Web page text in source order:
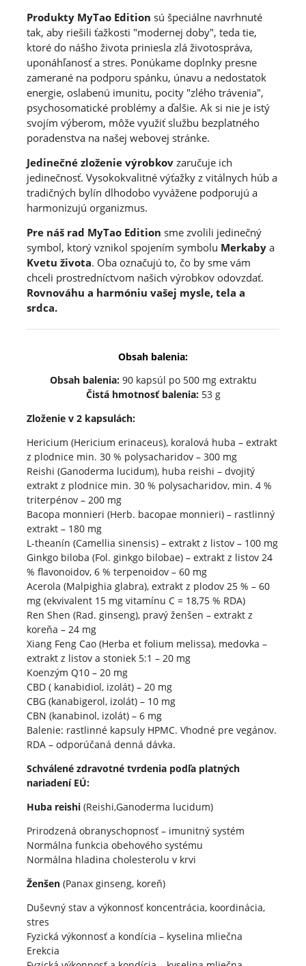
Produkty MyTao Edition sú špeciálne navrhnuté
tak, aby riešili ťažkosti "modernej doby", teda tie,
ktoré do nášho života priniesla zlá životospráva,
uponáhľanosť a stres. Ponúkame doplnky presne
zamerané na podporu spánku, únavu a nedostatok
energie, oslabenú imunitu, pocity "zlého trávenia",
psychosomatické problémy a ďalšie. Ak si nie je istý
svojím výberom, môže využiť službu bezplatného
poradenstva na našej webovej stránke.
Jedinečné zloženie výrobkov zaručuje ich
jedinečnosť. Vysokokvalitné výťažky z vitálnych húb a
tradičných bylín dlhodobo vyvážene podporujú a
harmonizujú organizmus.
Pre náš rad MyTao Edition sme zvolili jedinečný
symbol, ktorý vznikol spojením symbolu Merkaby a
Kvetu života. Oba označujú to, čo by sme vám
chceli prostredníctvom našich výrobkov odovzdať.
Rovnováhu a harmóniu vašej mysle, tela a
srdca.
Obsah balenia:
Obsah balenia:90 kapsúl po 500 mg extraktu
Čistá hmotnosť balenia:53 g
Zloženie v 2 kapsulách:
Hericium (Hericium erinaceus), koralová huba – extrakt
z plodnice min. 30 % polysacharidov – 300 mg
Reishi (Ganoderma lucidum), huba reishi – dvojitý
extrakt z plodnice min. 30 % polysacharidov, min. 4 %
triterpénov – 200 mg
Bacopa monnieri (Herb. bacopae monnieri) – rastlinný
extrakt – 180 mg
L-theanín (Camellia sinensis) – extrakt z listov – 100 mg
Ginkgo biloba (Fol. ginkgo bilobae) – extrakt z listov 24
% flavonoidov, 6 % terpenoidov – 60 mg
Acerola (Malpighia glabra), extrakt z plodov 25 % – 60
mg (ekvivalent 15 mg vitamínu C = 18,75 % RDA)
Ren Shen (Rad. ginseng), pravý ženšen – extrakt z
koreňa – 24 mg
Xiang Feng Cao (Herba et folium melissa), medovka –
extrakt z listov a stoniek 5:1 – 20 mg
Koenzým Q10 – 20 mg
CBD ( kanabidiol, izolát) – 20 mg
CBG (kanabigerol, izolát) – 10 mg
CBN (kanabinol, izolát) – 6 mg
Balenie: rastlinné kapsuly HPMC. Vhodné pre vegánov.
RDA – odporúčaná denná dávka.
Schválené zdravotné tvrdenia podľa platných
nariadení EÚ:
Huba reishi(Reishi,Ganoderma lucidum)
Prirodzená obranyschopnosť – imunitný systém
Normálna funkcia obehového systému
Normálna hladina cholesterolu v krvi
Ženšen (Panax ginseng, koreň)
Duševný stav a výkonnosť koncentrácia, koordinácia,
stres
Fyzická výkonnosť a kondícia – kyselina mliečna
Erekcia